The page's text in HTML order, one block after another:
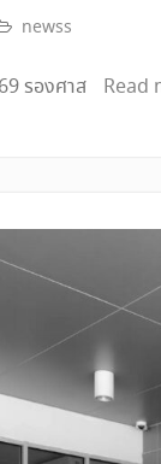
newss
รองศาส Read